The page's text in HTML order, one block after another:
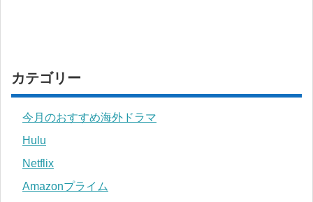
カテゴリー
今月のおすすめ海外ドラマ
Hulu
Netflix
Amazonプライム